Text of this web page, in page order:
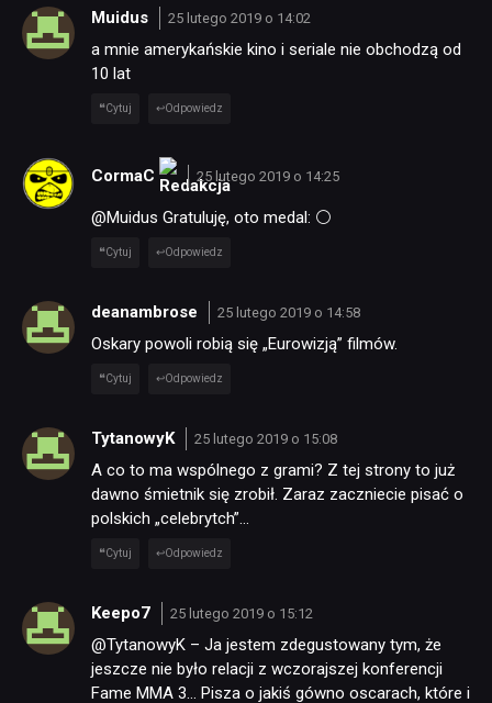
Muidus 25 lutego 2019 o 14:02
a mnie amerykańskie kino i seriale nie obchodzą od
10 lat
Cytuj Odpowiedz
CormaC 25 lutego 2019 o 14:25
@Muidus Gratuluję, oto medal: ⚪
Cytuj Odpowiedz
deanambrose 25 lutego 2019 o 14:58
Oskary powoli robią się „Eurowizją” filmów.
Cytuj Odpowiedz
TytanowyK 25 lutego 2019 o 15:08
A co to ma wspólnego z grami? Z tej strony to już
dawno śmietnik się zrobił. Zaraz zaczniecie pisać o
polskich „celebrytch”…
Cytuj Odpowiedz
Keepo7 25 lutego 2019 o 15:12
@TytanowyK – Ja jestem zdegustowany tym, że
jeszcze nie było relacji z wczorajszej konferencji
Fame MMA 3… Pisza o jakiś gówno oscarach, które i